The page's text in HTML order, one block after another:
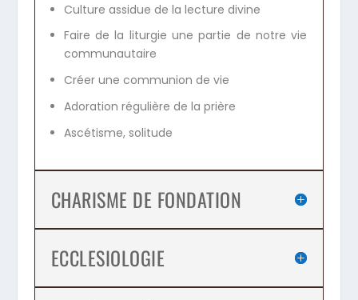
Culture assidue de la lecture divine
Faire de la liturgie une partie de notre vie
communautaire
Créer une communion de vie
Adoration régulière de la prière
Ascétisme, solitude
CHARISME DE FONDATION
ECCLESIOLOGIE